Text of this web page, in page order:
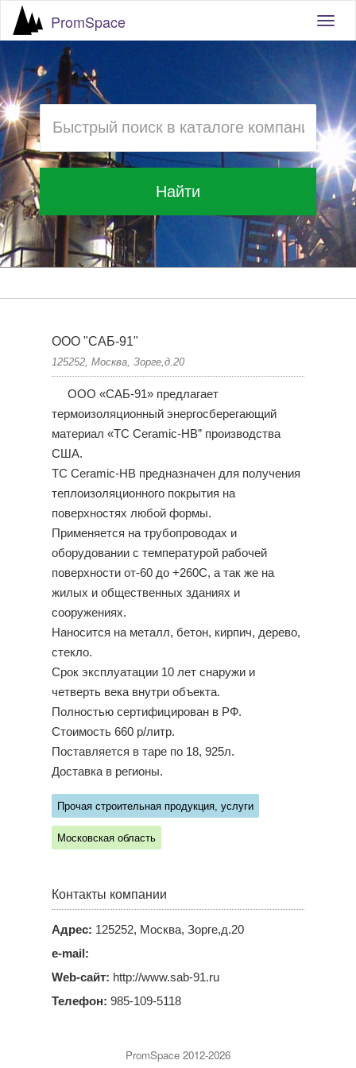
PromSpace
Найти
ООО "САБ-91"
125252, Москва, Зорге,д.20
ООО «САБ-91» предлагает
термоизоляционный энергосберегающий
материал «TC Ceramic-HB” производства
США.
TC Ceramic-HB предназначен для получения
теплоизоляционного покрытия на
поверхностях любой формы.
Применяется на трубопроводах и
оборудовании с температурой рабочей
поверхности от-60 до +260С, а так же на
жилых и общественных зданиях и
сооружениях.
Наносится на металл, бетон, кирпич, дерево,
стекло.
Срок эксплуатации 10 лет снаружи и
четверть века внутри объекта.
Полностью сертифицирован в РФ.
Стоимость 660 р/литр.
Поставляется в таре по 18, 925л.
Доставка в регионы.
Прочая строительная продукция, услуги
Московская область
Контакты компании
Адрес: 125252, Москва, Зорге,д.20
e-mail:
Web-сайт: http://www.sab-91.ru
Телефон: 985-109-5118
PromSpace 2012-2026